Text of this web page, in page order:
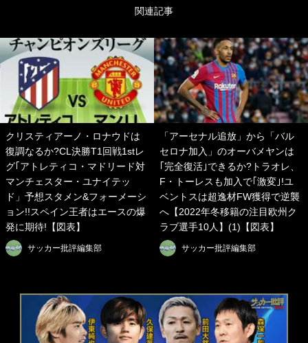
関連記事
クリスティアーノ・ロナウドは
復調なるか?CL決勝T1回戦1stレ
グ｢アトレティコ・マドリード対
マンチェスター・ユナイテッ
ド」予想スタメン&フォーメーシ
ョン!!スペイン王者はエースの爆
発に期待!【図表】
サッカー批評編集部
「アーセナル追放」から「バル
セロナ加入」のオーバメヤンは
｢完全復活｣できるか?トラオレ、
F・トーレスも加入で｢激変｣!ユ
ベントスは超逸材FW獲得で逆襲
へ【2022年冬移籍の注目欧州ク
ラブ選手10人】(1)【図表】
サッカー批評編集部